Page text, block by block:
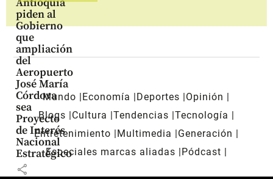
piden al
Gobierno
que
ampliación
del
Aeropuerto
José María
Córdova
sea
Proyecto
de Interés
Nacional
Estratégico
share
Mundo Economía Deportes
Opinión
Blogs
Cultura Tendencias Tecnología
Entretenimiento
Multimedia
Generación
Especiales marcas aliadas
Pódcast